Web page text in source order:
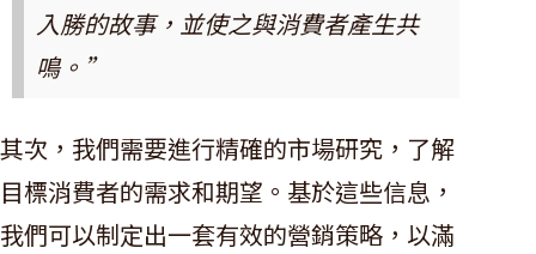
入勝的故事，並使之與消費者產生共
鳴。”
其次，我們需要進行精確的市場研究，了解
目標消費者的需求和期望。基於這些信息，
我們可以制定出一套有效的營銷策略，以滿